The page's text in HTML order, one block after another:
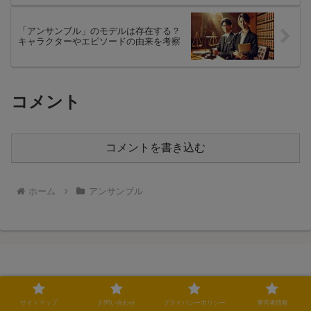
「アンサンブル」のモデルは存在する？
キャラクターやエピソードの由来を考察
コメント
コメントを書き込む
ホーム アンサンブル
最新ドラマ情報館
サイトマップ お問い合わせ
サイトマップ お問い合わせ プライバシーポリシー 運営者情報